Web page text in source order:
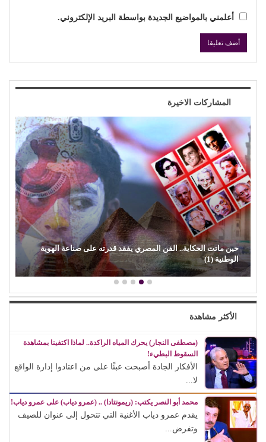
أعلمني بالمواضيع الجديدة بواسطة البريد الإلكتروني.
المشاركات الاخيرة
محمود حسونة يكتب: (تحت السن).. الأهل مذنبون والأبناء ضحايا!
الأكثر مشاهدة
(مصطفى النجار) يحرك المياه الراكدة.. لماذا اكتفينا بمشاهدة
السقوط البطيء!
الأفكار الجادة أصبحت عبئًا على من اعتادوا إدارة الواقع
لا...
محمد أبو النصر يكتب: (ريمونتادا) .. (عمرو دياب) على عمرو دياب!
يقدم عمرو دياب الأغنية التي تتحول إلى عنوان للصيف
وتفرض...